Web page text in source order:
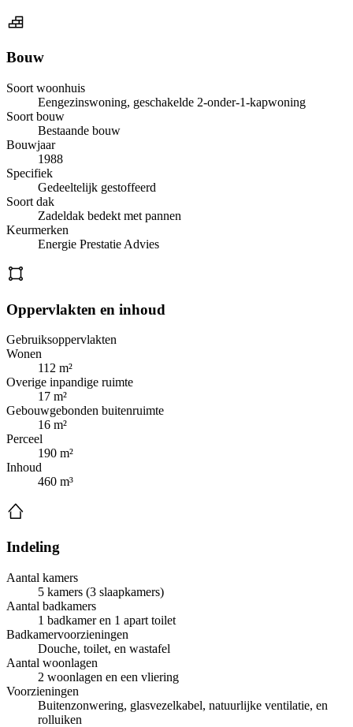
Bouw
Soort woonhuis
Eengezinswoning, geschakelde 2-onder-1-kapwoning
Soort bouw
Bestaande bouw
Bouwjaar
1988
Specifiek
Gedeeltelijk gestoffeerd
Soort dak
Zadeldak bedekt met pannen
Keurmerken
Energie Prestatie Advies
Oppervlakten en inhoud
Gebruiksoppervlakten
Wonen
112 m²
Overige inpandige ruimte
17 m²
Gebouwgebonden buitenruimte
16 m²
Perceel
190 m²
Inhoud
460 m³
Indeling
Aantal kamers
5 kamers (3 slaapkamers)
Aantal badkamers
1 badkamer en 1 apart toilet
Badkamervoorzieningen
Douche, toilet, en wastafel
Aantal woonlagen
2 woonlagen en een vliering
Voorzieningen
Buitenzonwering, glasvezelkabel, natuurlijke ventilatie, en
rolluiken